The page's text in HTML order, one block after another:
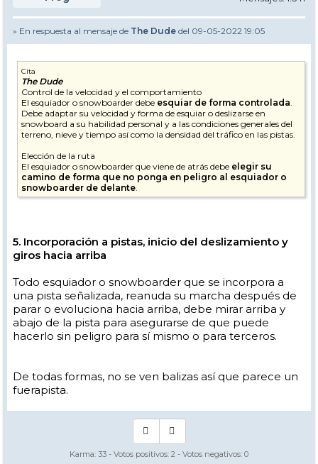
» En respuesta al mensaje de The Dude del 09-05-2022 19:05
Cita
The Dude
Control de la velocidad y el comportamiento
El esquiador o snowboarder debe esquiar de forma controlada.
Debe adaptar su velocidad y forma de esquiar o deslizarse en
snowboard a su habilidad personal y a las condiciones generales del
terreno, nieve y tiempo así como la densidad del tráfico en las pistas.
Elección de la ruta
El esquiador o snowboarder que viene de atrás debe elegir su
camino de forma que no ponga en peligro al esquiador o
snowboarder de delante.
5. Incorporación a pistas, inicio del deslizamiento y
giros hacia arriba
Todo esquiador o snowboarder que se incorpora a
una pista señalizada, reanuda su marcha después de
parar o evoluciona hacia arriba, debe mirar arriba y
abajo de la pista para asegurarse de que puede
hacerlo sin peligro para sí mismo o para terceros.
De todas formas, no se ven balizas así que parece un
fuerapista.
Karma: 33 - Votos positivos: 2 - Votos negativos: 0